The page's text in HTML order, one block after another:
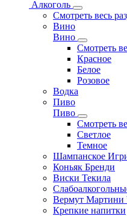
Алкоголь
Смотреть весь
Вино
Вино
Смотреть
Красное
Белое
Розовое
Водка
Пиво
Пиво
Смотреть
Cветлое
Темное
Шампанское
Коньяк Бренди
Виски Текила
Вермут Мартини
Крепкие напитки